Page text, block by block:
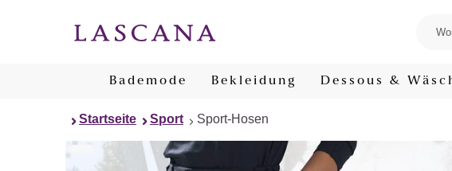
Bademode Bekleidung Dessous &
Startseite Sport Sport-Hosen